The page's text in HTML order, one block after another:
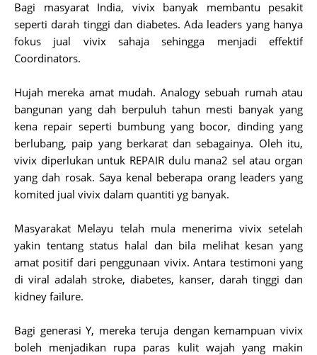
Bagi masyarat India, vivix banyak membantu pesakit
seperti darah tinggi dan diabetes. Ada leaders yang hanya
fokus jual vivix sahaja sehingga menjadi effektif
Coordinators.
Hujah mereka amat mudah. Analogy sebuah rumah atau
bangunan yang dah berpuluh tahun mesti banyak yang
kena repair seperti bumbung yang bocor, dinding yang
berlubang, paip yang berkarat dan sebagainya. Oleh itu,
vivix diperlukan untuk REPAIR dulu mana2 sel atau organ
yang dah rosak. Saya kenal beberapa orang leaders yang
komited jual vivix dalam quantiti yg banyak.
Masyarakat Melayu telah mula menerima vivix setelah
yakin tentang status halal dan bila melihat kesan yang
amat positif dari penggunaan vivix. Antara testimoni yang
di viral adalah stroke, diabetes, kanser, darah tinggi dan
kidney failure.
Bagi generasi Y, mereka teruja dengan kemampuan vivix
boleh menjadikan rupa paras kulit wajah yang makin